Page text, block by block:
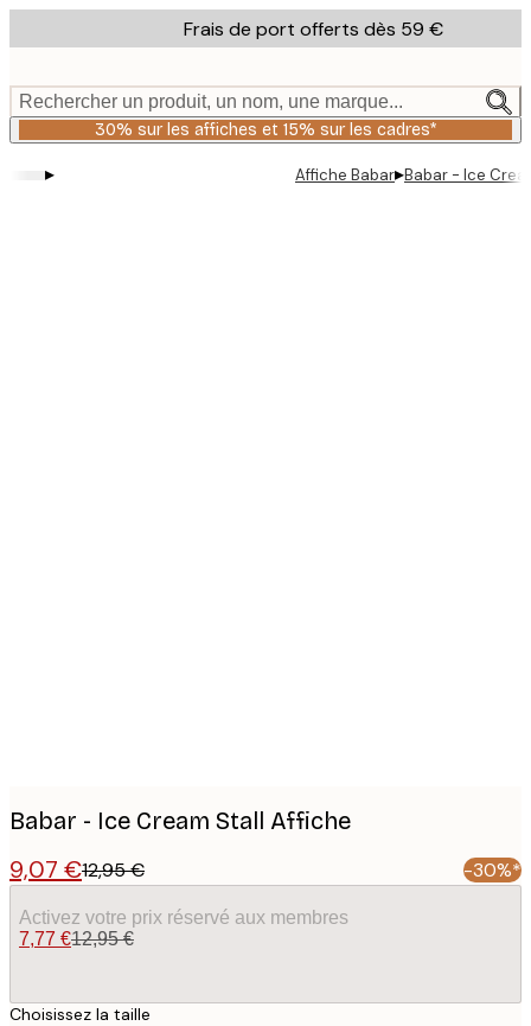
to
content.
Frais de port offerts dès 59 €
Rechercher un produit, un nom, une marque...
30% sur les affiches et 15% sur les cadres*
▸ Affiche Babar▸Babar - Ice
Babar - Ice Cream Stall Affiche
9,07 €12,95 € -30%*
Activez votre prix réservé aux membres
7,77 €12,95 €
Choisissez la taille